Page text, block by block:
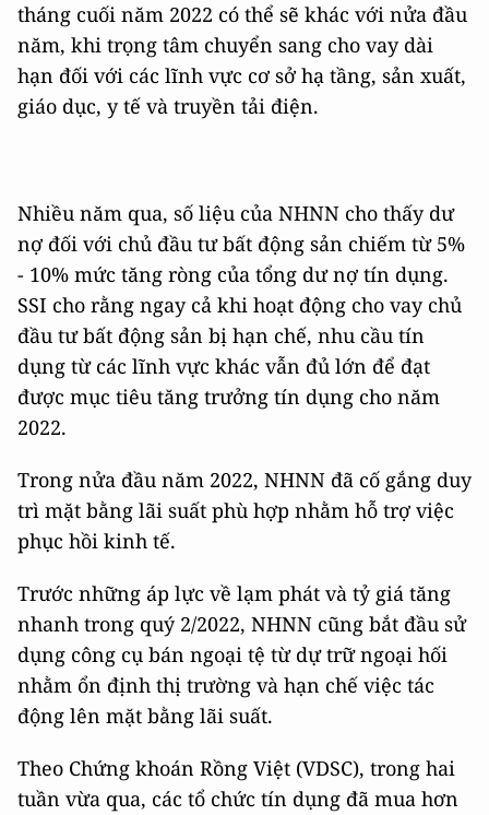
tháng cuối năm 2022 có thể sẽ khác với nửa đầu
năm, khi trọng tâm chuyển sang cho vay dài
hạn đối với các lĩnh vực cơ sở hạ tầng, sản xuất,
giáo dục, y tế và truyền tải điện.
Nhiều năm qua, số liệu của NHNN cho thấy dư
nợ đối với chủ đầu tư bất động sản chiếm từ 5%
- 10% mức tăng ròng của tổng dư nợ tín dụng.
SSI cho rằng ngay cả khi hoạt động cho vay chủ
đầu tư bất động sản bị hạn chế, nhu cầu tín
dụng từ các lĩnh vực khác vẫn đủ lớn để đạt
được mục tiêu tăng trưởng tín dụng cho năm
2022.
Trong nửa đầu năm 2022, NHNN đã cố gắng duy
trì mặt bằng lãi suất phù hợp nhằm hỗ trợ việc
phục hồi kinh tế.
Trước những áp lực về lạm phát và tỷ giá tăng
nhanh trong quý 2/2022, NHNN cũng bắt đầu sử
dụng công cụ bán ngoại tệ từ dự trữ ngoại hối
nhằm ổn định thị trường và hạn chế việc tác
động lên mặt bằng lãi suất.
Theo Chứng khoán Rồng Việt (VDSC), trong hai
tuần vừa qua, các tổ chức tín dụng đã mua hơn